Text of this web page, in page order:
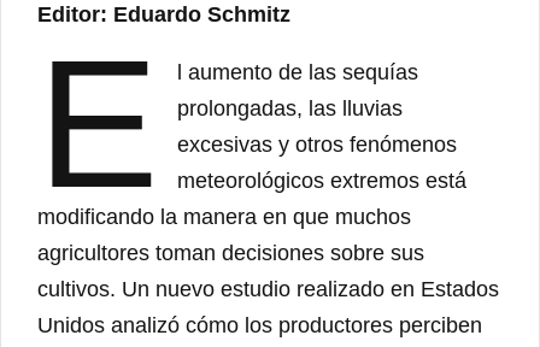
Editor: Eduardo Schmitz
E
l aumento de las sequías
prolongadas, las lluvias
excesivas y otros fenómenos
meteorológicos extremos está
modificando la manera en que muchos
agricultores toman decisiones sobre sus
cultivos. Un nuevo estudio realizado en Estados
Unidos analizó cómo los productores perciben